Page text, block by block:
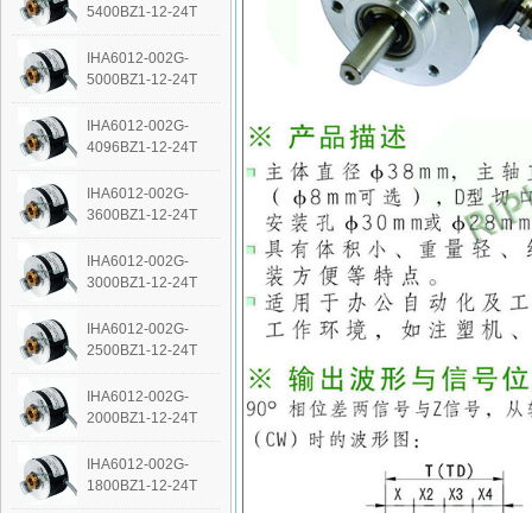
5400BZ1-12-24T
IHA6012-002G-
5000BZ1-12-24T
IHA6012-002G-
4096BZ1-12-24T
IHA6012-002G-
3600BZ1-12-24T
IHA6012-002G-
3000BZ1-12-24T
IHA6012-002G-
2500BZ1-12-24T
IHA6012-002G-
2000BZ1-12-24T
IHA6012-002G-
1800BZ1-12-24T